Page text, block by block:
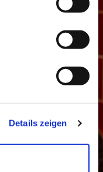
Details zeigen